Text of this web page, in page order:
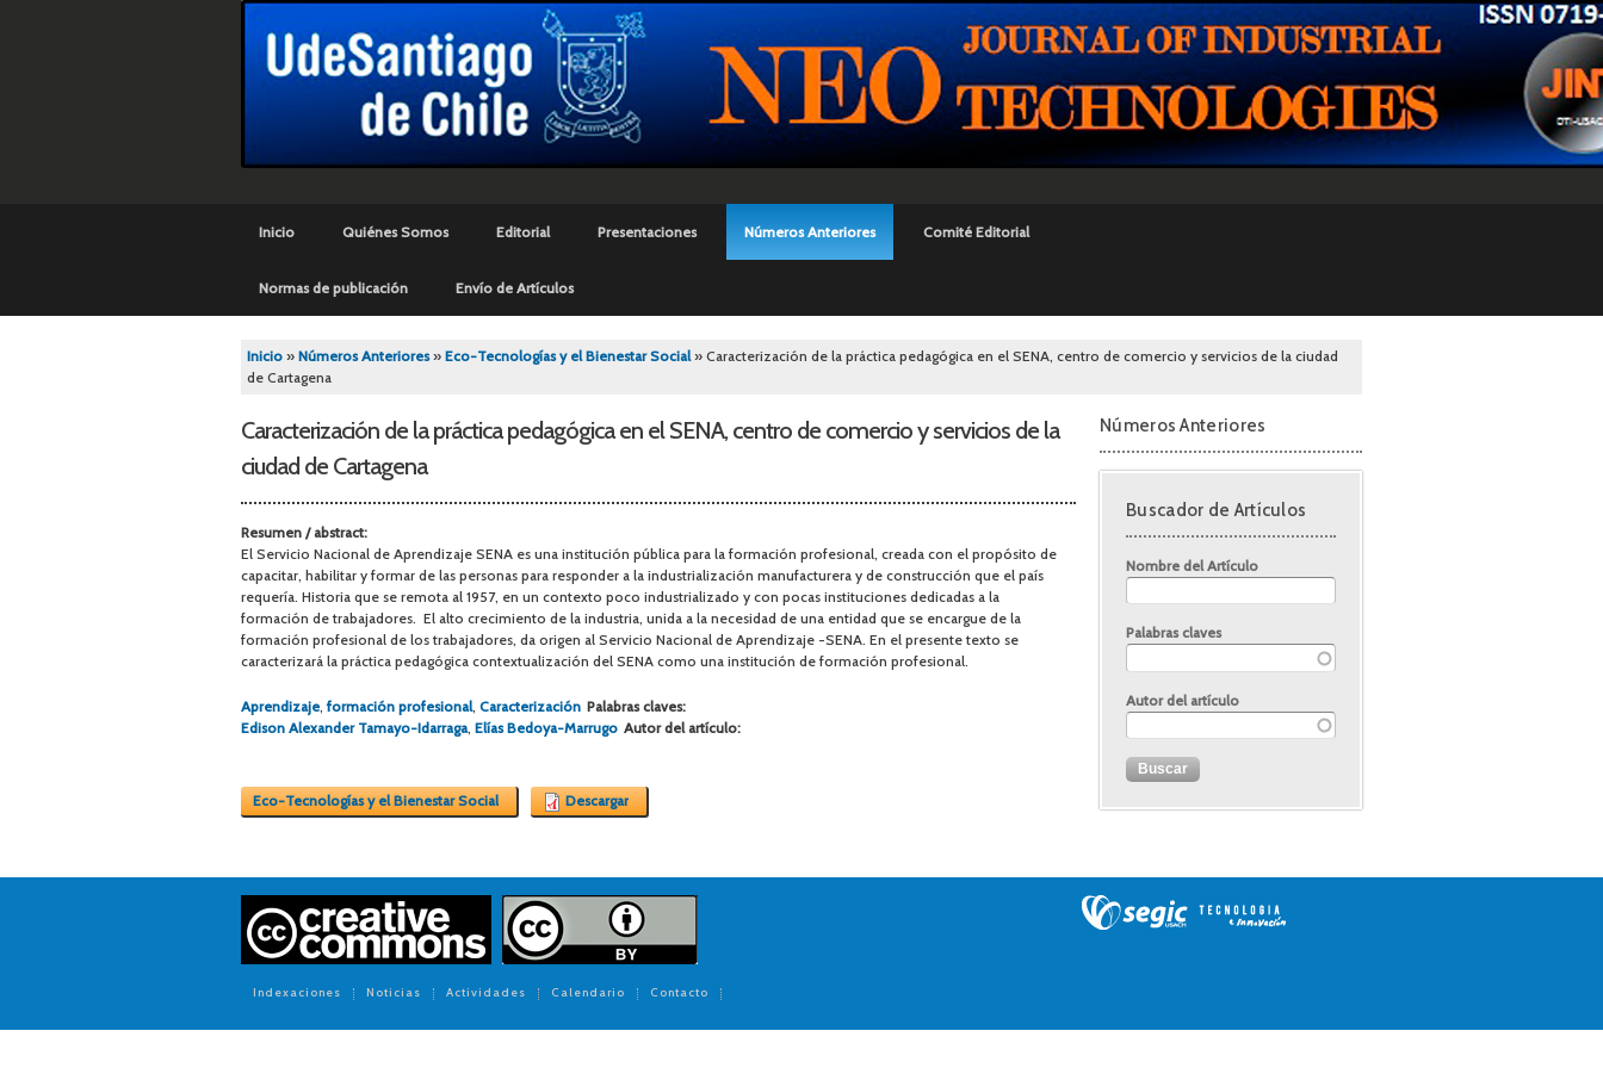
contenido
principal
Menú principal
Inicio Quiénes Somos Editorial Presentaciones Números Anteriores Comité Editorial
Normas de publicación Envío de Artículos
Se encuentra usted aquí
Inicio » Números Anteriores» Eco-Tecnologías y el Bienestar Social» Caracterización de la práctica pedagógica en el SENA, centro de comercio y servicios de la ciudad
de Cartagena
Caracterización de la práctica pedagógica en el SENA, centro de comercio y servicios de la
ciudad de Cartagena
Resumen / abstract:
El Servicio Nacional de Aprendizaje SENA es una institución pública para la formación profesional, creada con el propósito de
capacitar, habilitar y formar de las personas para responder a la industrialización manufacturera y de construcción que el país
requería. Historia que se remota al 1957, en un contexto poco industrializado y con pocas instituciones dedicadas a la
formación de trabajadores. El alto crecimiento de la industria, unida a la necesidad de una entidad que se encargue de la
formación profesional de los trabajadores, da origen al Servicio Nacional de Aprendizaje -SENA. En el presente texto se
caracterizará la práctica pedagógica contextualización del SENA como una institución de formación profesional.
Palabras claves:
Aprendizaje,formación profesional, Caracterización
Autor del artículo:
Edison Alexander Tamayo-Idarraga, Elías Bedoya-Marrugo
Eco-Tecnologías y el Bienestar Social Descargar
Números Anteriores
Buscador de Artículos
Nombre del Artículo
Palabras claves
Autor del artículo
Indexaciones Noticias Actividades Calendario Contacto